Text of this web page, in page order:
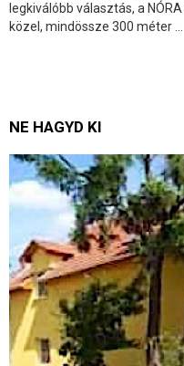
legkiválóbb választás, a
közel, mindössze 300 méter ...
NE HAGYD KI